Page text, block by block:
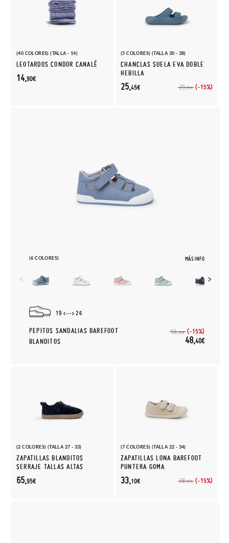
(40 COLORES) (TALLA - 14)
LEOTARDOS CONDOR CANALÉ
14,90€
(5 COLORES) (TALLA 30 - 38)
CHANCLAS SUELA EVA DOBLE
HEBILLA
29,95€ (-15%)
25,45€
(6 COLORES) MÁS INFO
19 26
PEPITOS SANDALIAS BAREFOOT
BLANDITOS
56,95€ (-15%)
48,40€
(2 COLORES) (TALLA 27 - 33)
ZAPATILLAS BLANDITOS
SERRAJE TALLAS ALTAS
65,95€
(7 COLORES) (TALLA 22 - 34)
ZAPATILLAS LONA BAREFOOT
PUNTERA GOMA
38,95€ (-15%)
33,10€